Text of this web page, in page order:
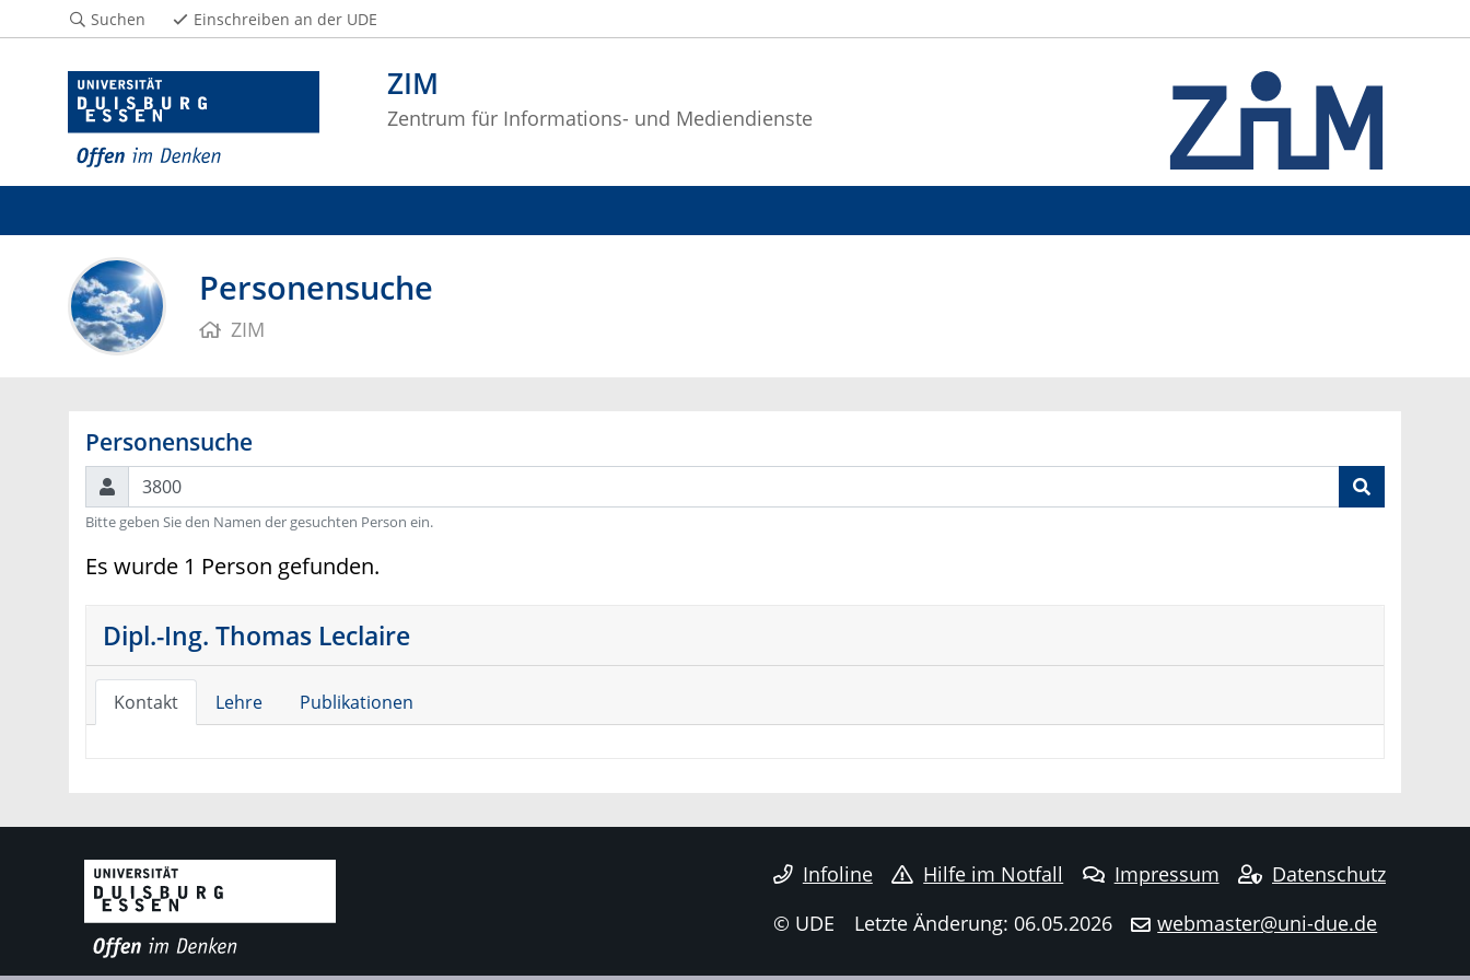
ZIM
Zentrum für Informations- und Mediendienste
Suchen Einschreiben an der UDE
Personensuche
ZIM
Personensuche
Suchen
Bitte geben Sie den Namen der gesuchten Person ein.
Es wurde 1 Person gefunden.
Dipl.-Ing. Thomas Leclaire
Kontakt Lehre Publikationen
Infoline Hilfe im Notfall Impressum
Datenschutz
© UDE
Letzte Änderung: 06.05.2026 webmaster@uni-due.de